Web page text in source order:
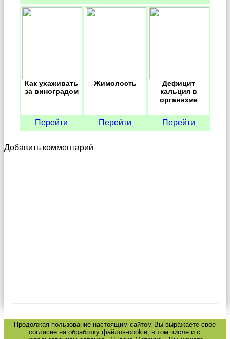
Как ухаживать
за виноградом
Перейти
Жимолость
Перейти
Дефицит
кальция в
организме
Перейти
Добавить комментарий
Продолжая пользование настоящим сайтом Вы выражаете свое
согласие на обработку файлов-cookie, в том числе и с